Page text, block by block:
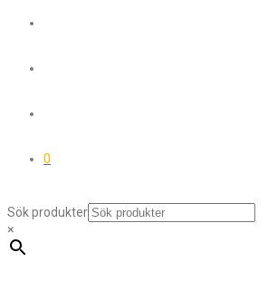
0
Sök produkter
×